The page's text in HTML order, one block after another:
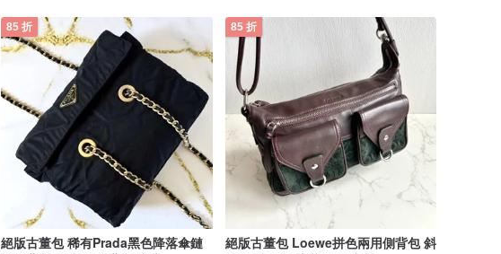
85 折
絕版古董包 稀有Prada黑色降落傘鏈
85 折
絕版古董包 Loewe拼色兩用側背包 斜